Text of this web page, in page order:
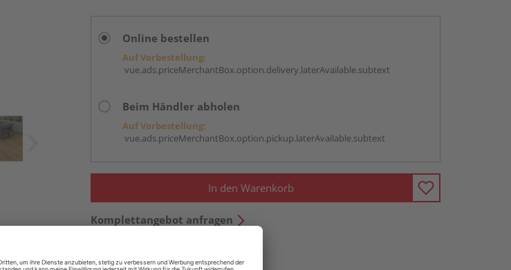
Online bestellen
Auf Vorbestellung:
vue.ads.priceMerchantBox.option.delivery.laterAvailable.subtext
Beim Händler abholen
Auf Vorbestellung:
vue.ads.priceMerchantBox.option.pickup.laterAvailable.subtext
In den Warenkorb
Komplettangebot anfragen